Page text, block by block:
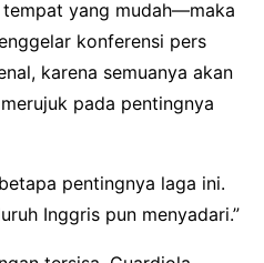
yang mudah—maka
konferensi pers
karena semuanya akan
pada pentingnya
pentingnya laga ini.
Inggris pun menyadari.”